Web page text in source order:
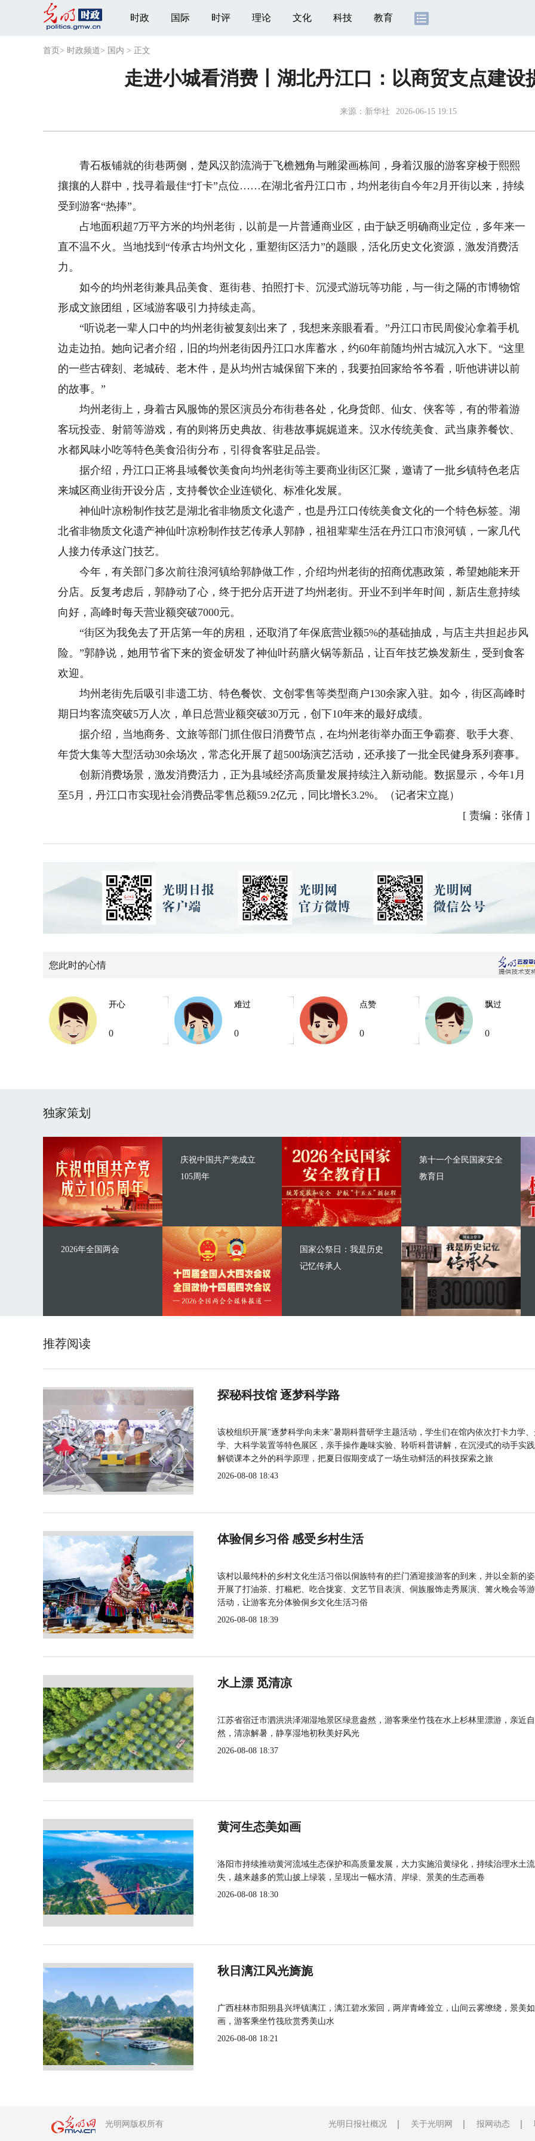
时政 国际 时评 理论 文化 科技 教育
首页 > 时政频道> 国内 > 正文
走进小城看消费丨湖北丹江口：以商贸支点建设
来源： 新华社 2026-06-15 19:15
青石板铺就的街巷两侧，楚风汉韵流淌于飞檐翘角与雕梁画栋间，身着汉服的游客穿梭于熙熙
攘攘的人群中，找寻着最佳“打卡”点位……在湖北省丹江口市，均州老街自今年2月开街以来，持续
受到游客“热捧”。
占地面积超7万平方米的均州老街，以前是一片普通商业区，由于缺乏明确商业定位，多年来一
直不温不火。当地找到“传承古均州文化，重塑街区活力”的题眼，活化历史文化资源，激发消费活
力。
如今的均州老街兼具品美食、逛街巷、拍照打卡、沉浸式游玩等功能，与一街之隔的市博物馆
形成文旅团组，区域游客吸引力持续走高。
“听说老一辈人口中的均州老街被复刻出来了，我想来亲眼看看。”丹江口市民周俊沁拿着手机
边走边拍。她向记者介绍，旧的均州老街因丹江口水库蓄水，约60年前随均州古城沉入水下。“这里
的一些古碑刻、老城砖、老木件，是从均州古城保留下来的，我要拍回家给爷爷看，听他讲讲以前
的故事。”
均州老街上，身着古风服饰的景区演员分布街巷各处，化身货郎、仙女、侠客等，有的带着游
客玩投壶、射箭等游戏，有的则将历史典故、街巷故事娓娓道来。汉水传统美食、武当康养餐饮、
水都风味小吃等特色美食沿街分布，引得食客驻足品尝。
据介绍，丹江口正将县域餐饮美食向均州老街等主要商业街区汇聚，邀请了一批乡镇特色老店
来城区商业街开设分店，支持餐饮企业连锁化、标准化发展。
神仙叶凉粉制作技艺是湖北省非物质文化遗产，也是丹江口传统美食文化的一个特色标签。湖
北省非物质文化遗产神仙叶凉粉制作技艺传承人郭静，祖祖辈辈生活在丹江口市浪河镇，一家几代
人接力传承这门技艺。
今年，有关部门多次前往浪河镇给郭静做工作，介绍均州老街的招商优惠政策，希望她能来开
分店。反复考虑后，郭静动了心，终于把分店开进了均州老街。开业不到半年时间，新店生意持续
向好，高峰时每天营业额突破7000元。
“街区为我免去了开店第一年的房租，还取消了年保底营业额5%的基础抽成，与店主共担起步风
险。”郭静说，她用节省下来的资金研发了神仙叶药膳火锅等新品，让百年技艺焕发新生，受到食客
欢迎。
均州老街先后吸引非遗工坊、特色餐饮、文创零售等类型商户130余家入驻。如今，街区高峰时
期日均客流突破5万人次，单日总营业额突破30万元，创下10年来的最好成绩。
据介绍，当地商务、文旅等部门抓住假日消费节点，在均州老街举办面王争霸赛、歌手大赛、
年货大集等大型活动30余场次，常态化开展了超500场演艺活动，还承接了一批全民健身系列赛事。
创新消费场景，激发消费活力，正为县域经济高质量发展持续注入新动能。数据显示，今年1月
至5月，丹江口市实现社会消费品零售总额59.2亿元，同比增长3.2%。（记者宋立崑）
[ 责编：张倩 ]
您此时的心情
开心
0
难过
0
点赞
0
飘过
0
独家策划
庆祝中国共产党成立
105周年
2026年全国两会
第十一个全民国家安全
教育日
国家公祭日：我是历史
记忆传承人
推荐阅读
探秘科技馆 逐梦科学路
该校组织开展"逐梦科学向未来"暑期科普研学主题活动，学生们在馆内依次打卡力学
学、大科学装置等特色展区，亲手操作趣味实验、聆听科普讲解，在沉浸式的动手实
解锁课本之外的科学原理，把夏日假期变成了一场生动鲜活的科技探索之旅
2026-08-08 18:43
体验侗乡习俗 感受乡村生活
该村以最纯朴的乡村文化生活习俗以侗族特有的拦门酒迎接游客的到来，并以全新的
开展了打油茶、打糍粑、吃合拢宴、文艺节目表演、侗族服饰走秀展演、篝火晚会等
活动，让游客充分体验侗乡文化生活习俗
2026-08-08 18:39
水上漂 觅清凉
江苏省宿迁市泗洪洪泽湖湿地景区绿意盎然，游客乘坐竹筏在水上杉林里漂游，亲近自
然，清凉解暑，静享湿地初秋美好风光
2026-08-08 18:37
黄河生态美如画
洛阳市持续推动黄河流域生态保护和高质量发展，大力实施沿黄绿化，持续治理水土流
失，越来越多的荒山披上绿装，呈现出一幅水清、岸绿、景美的生态画卷
2026-08-08 18:30
秋日漓江风光旖旎
广西桂林市阳朔县兴坪镇漓江，漓江碧水萦回，两岸青峰耸立，山间云雾缭绕，景美如
画，游客乘坐竹筏欣赏秀美山水
2026-08-08 18:21
光明网版权所有 光明日报社概况 关于光明网 报网动态